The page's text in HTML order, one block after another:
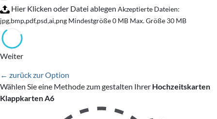
Hier Klicken oder Datei ablegen Akzeptierte Dateien:
jpg,bmp,pdf,psd,ai,png Mindestgröße 0 MB Max. Größe 30 MB
Weiter
← zurück zur Option
Wählen Sie eine Methode zum gestalten Ihrer Hochzeitskarten
Klappkarten A6